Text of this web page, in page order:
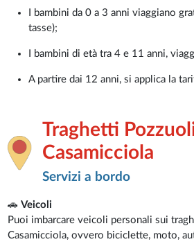
I bambini da 0 a 3 anni viaggiano
tasse);
I bambini di età tra 4 e 11 anni,
A partire dai 12 anni, si applica la
Traghetti
Casamicciola
Servizi a bordo
🚗Veicoli
Puoi imbarcare veicoli personali sui
Casamicciola, ovvero biciclette, moto,